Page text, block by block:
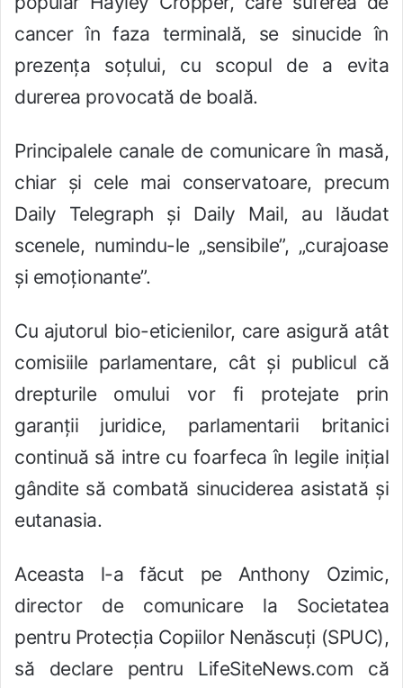
cancer în faza terminală, se sinucide în
prezența soțului, cu scopul de a evita
durerea provocată de boală.
Principalele canale de comunicare în masă,
chiar și cele mai conservatoare, precum
Daily Telegraph și Daily Mail, au lăudat
scenele, numindu-le „sensibile”, „curajoase
și emoționante”.
Cu ajutorul bio-eticienilor, care asigură atât
comisiile parlamentare, cât și publicul că
drepturile omului vor fi protejate prin
garanții juridice, parlamentarii britanici
continuă să intre cu foarfeca în legile inițial
gândite să combată sinuciderea asistată și
eutanasia.
Aceasta l-a făcut pe Anthony Ozimic,
director de comunicare la Societatea
pentru Protecția Copiilor Nenăscuți (SPUC),
să declare pentru LifeSiteNews.com că